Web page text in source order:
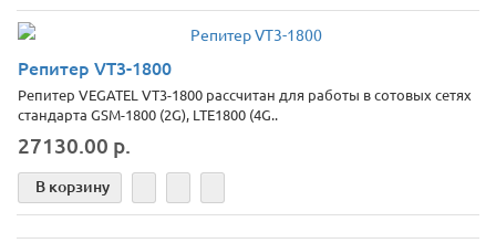
Репитер VT3-1800
Репитер VEGATEL VT3-1800 рассчитан для работы в сотовых сетях
стандарта GSM-1800 (2G), LTE1800 (4G..
27130.00 р.
В корзину